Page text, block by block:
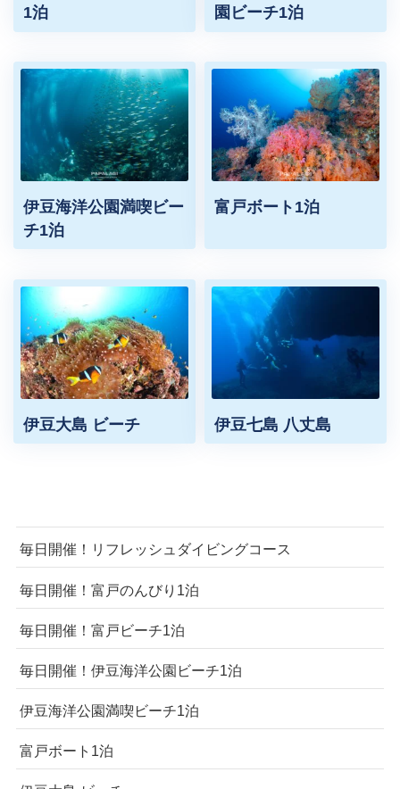
1泊
園ビーチ1泊
伊豆海洋公園満喫ビー
チ1泊
富戸ボート1泊
伊豆大島 ビーチ 伊豆七島 八丈島
毎日開催！リフレッシュダイビングコース
毎日開催！富戸のんびり1泊
毎日開催！富戸ビーチ1泊
毎日開催！伊豆海洋公園ビーチ1泊
伊豆海洋公園満喫ビーチ1泊
富戸ボート1泊